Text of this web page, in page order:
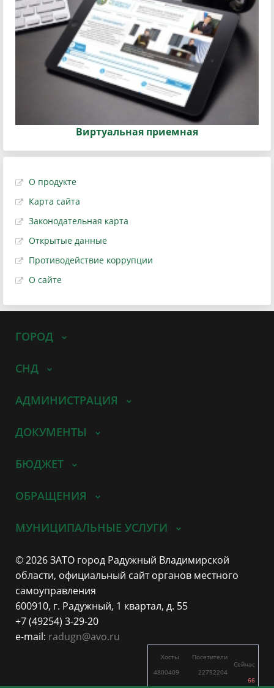
Виртуальная приемная
О продукте
Карта сайта
Законодательная карта
Открытые данные
Противодействие коррупции
О сайте
ГОРОД
СНД
АДМИНИСТРАЦИЯ
ДОКУМЕНТЫ
БЮДЖЕТ
ОБРАЩЕНИЯ
МУНИЦИПАЛЬНЫЕ УСЛУГИ
© 2026 ЗАТО город Радужный Владимирской
области, официальный сайт органов местного
самоуправления
600910, г. Радужный, 1 квартал, д. 55
+7 (49254) 3-29-20
e-mail: radugn@avo.ru
Хосты
4800409
Посетители
22792204
Сейчас
66